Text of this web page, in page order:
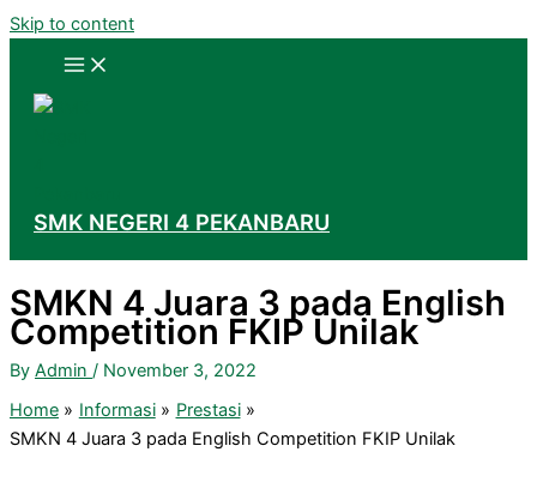
Skip to content
SMK NEGERI 4 PEKANBARU
SMKN 4 Juara 3 pada English
Competition FKIP Unilak
By Admin / November 3, 2022
Home
Informasi
Prestasi
SMKN 4 Juara 3 pada English Competition FKIP Unilak